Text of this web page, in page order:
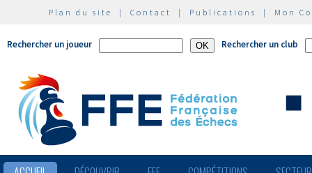
Plan du site | Contact | Publications | Mon
Rechercher un joueur Rechercher un club